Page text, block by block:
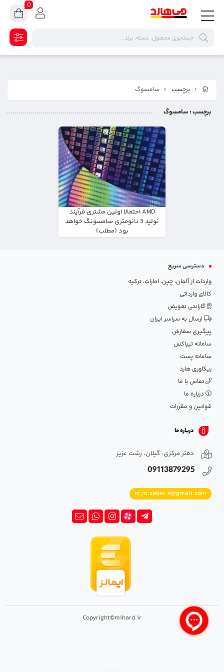
برچسب سامسوگ
برچسب: سامسوگ
AMD احتمالا اولین مشتری فرآیند
تولید 3 نانومتری سامسونگ خواهد
بود (مطلب)
دسترسی سریع
واردات از آلمان، چین، امارات، ترکیه
کالای وارداتی
گارانتی تعویض
ارسال به سراسر ایران
پیگیری سفارش
سامانه تیپاکس
سامانه پست
ریکاوری هارد
تماس با ما
درباره ما
قوانین و مقررات
درباره ما
دفتر مرکزی: گیلان، رشت عزیز
09113879295
m.m.saber.n@gmail.com
Copyright©mihard.ir
0